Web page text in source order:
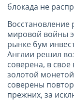
блокада не
мировой войны
рынке бум
Англии решил
соверена, в
золотой
соверены
прежних, за